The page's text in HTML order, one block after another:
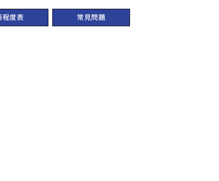
程度表 常見問題